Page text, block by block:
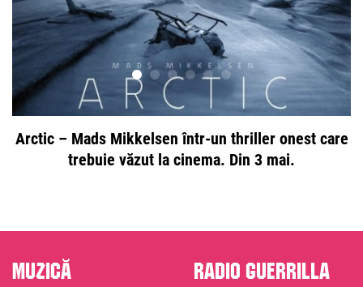
Arctic – Mads Mikkelsen într-un thriller onest care
trebuie văzut la cinema. Din 3 mai.
Muzică Radio Guerrilla